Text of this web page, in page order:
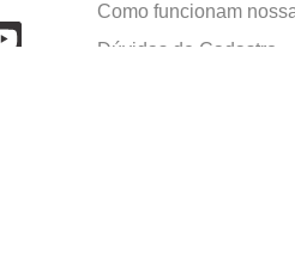
Como funcionam
Dúvidas de Cadastro